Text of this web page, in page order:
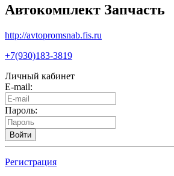
Автокомплект Запчасть
http://avtopromsnab.fis.ru
+7(930)183-3819
Личный кабинет
E-mail:
Пароль:
Войти
Регистрация